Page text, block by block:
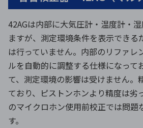
42AGは内部に大気圧計・温度計・
ますが、測定環境条件を表示できる
は行っていません。内部のリファレ
ルを自動的に調整する仕様になって
て、測定環境の影響は受けません
ており、ピストンホンより精度は劣
のマイクロホン使用前校正では問題
す。